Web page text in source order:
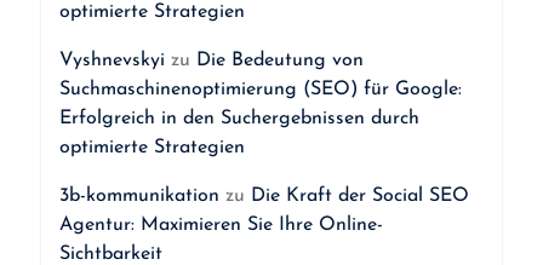
optimierte Strategien
Vyshnevskyi zu Die Bedeutung von
Suchmaschinenoptimierung (SEO) für Google:
Erfolgreich in den Suchergebnissen durch
optimierte Strategien
3b-kommunikation zu Die Kraft der Social SEO
Agentur: Maximieren Sie Ihre Online-
Sichtbarkeit